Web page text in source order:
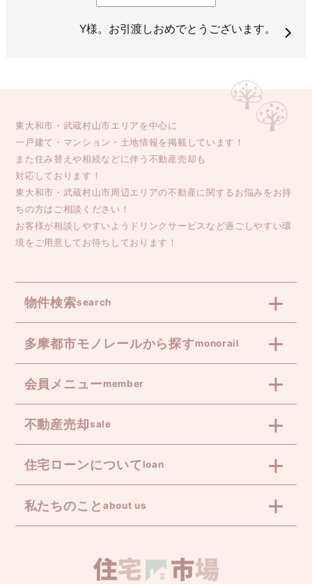
Y様。お引渡しおめでとうございます。
東大和市・武蔵村山市エリアを中心に
一戸建て・マンション・土地情報を掲載しています！
また住み替えや相続などに伴う不動産売却も
対応しております！
東大和市・武蔵村山市周辺エリアの不動産に関するお悩みをお持
ちの方はご相談ください！
お客様が相談しやすいようドリンクサービスなど過ごしやすい環
境をご用意してお待ちしております！
物件検索search
多摩都市モノレールから探すmonorail
会員メニューmember
不動産売却sale
住宅ローンについてloan
私たちのこと about us